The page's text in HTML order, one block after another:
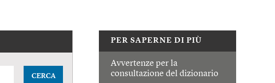
PER SAPERNE DI PIÙ
Avvertenze per la
consultazione del dizionario
CERCA